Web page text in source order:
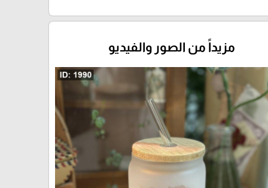
مزيداً من الصور والفيديو